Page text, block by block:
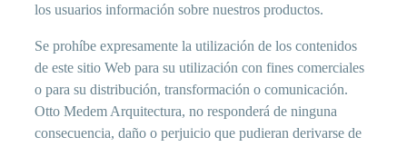
los usuarios información sobre nuestros productos.
Se prohíbe expresamente la utilización de los contenidos
de este sitio Web para su utilización con fines comerciales
o para su distribución, transformación o comunicación.
Otto Medem Arquitectura, no responderá de ninguna
consecuencia, daño o perjuicio que pudieran derivarse de